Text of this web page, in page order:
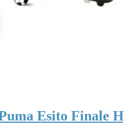
Esito Finale